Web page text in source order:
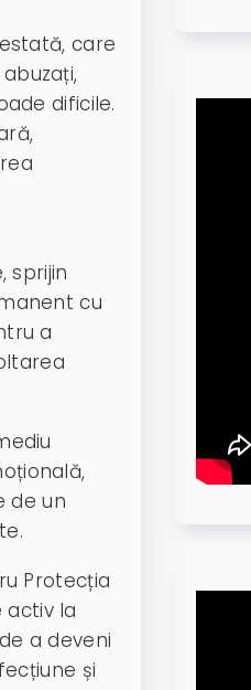
care
dificile.
sprijin
cu
a
de un
Protecția
activ la
a deveni
și